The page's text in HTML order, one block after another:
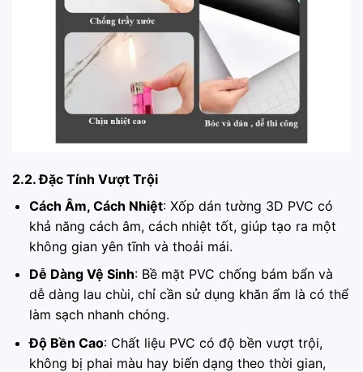
2.2. Đặc Tính Vượt Trội
Cách Âm, Cách Nhiệt: Xốp dán tường 3D PVC có
khả năng cách âm, cách nhiệt tốt, giúp tạo ra một
không gian yên tĩnh và thoải mái.
Dễ Dàng Vệ Sinh: Bề mặt PVC chống bám bẩn và
dễ dàng lau chùi, chỉ cần sử dụng khăn ẩm là có thể
làm sạch nhanh chóng.
Độ Bền Cao: Chất liệu PVC có độ bền vượt trội,
không bị phai màu hay biến dạng theo thời gian,